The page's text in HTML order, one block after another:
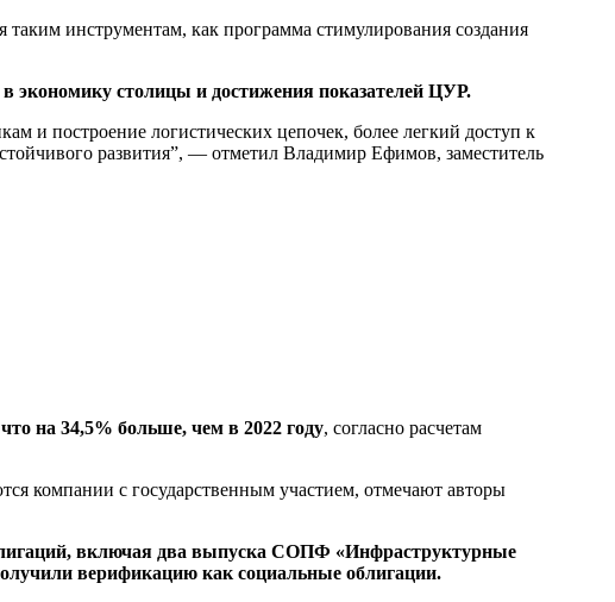
инструментам, как программа стимулирования создания
экономику столицы и достижения показателей ЦУР.
и построение логистических цепочек, более легкий доступ к
развития”, — отметил Владимир Ефимов, заместитель
на 34,5% больше, чем в 2022 году, согласно расчетам
компании с государственным участием, отмечают авторы
включая два выпуска СОПФ «Инфраструктурные
верификацию как социальные облигации.